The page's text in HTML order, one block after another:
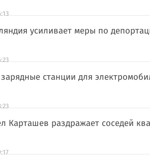
усиливает меры по
зарядные станции для
Карташев раздражает соседей